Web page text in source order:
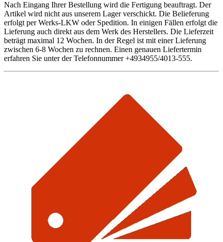
Nach Eingang Ihrer Bestellung wird die Fertigung beauftragt. Der
Artikel wird nicht aus unserem Lager verschickt. Die Belieferung
erfolgt per Werks-LKW oder Spedition. In einigen Fällen erfolgt die
Lieferung auch direkt aus dem Werk des Herstellers. Die Lieferzeit
beträgt maximal 12 Wochen. In der Regel ist mit einer Lieferung
zwischen 6-8 Wochen zu rechnen. Einen genauen Liefertermin
erfahren Sie unter der Telefonnummer +4934955/4013-555.